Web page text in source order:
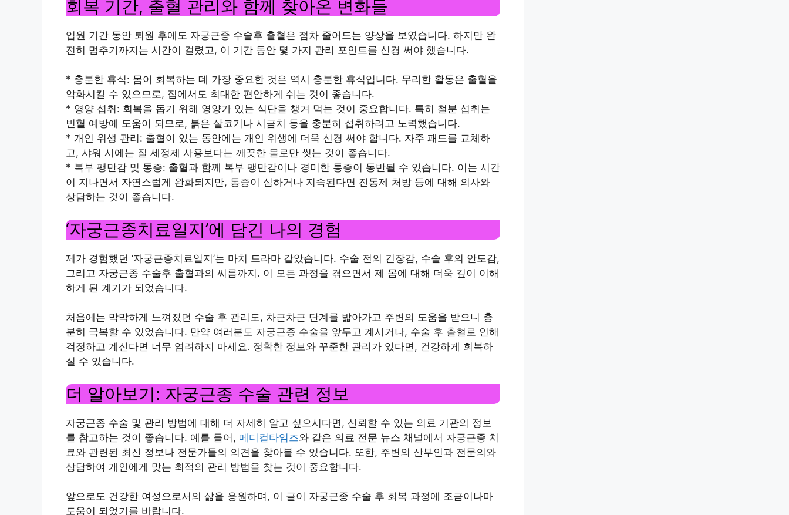
회복 기간, 출혈 관리와 함께 찾아온 변화들
입원 기간 동안 퇴원 후에도 자궁근종 수술후 출혈은 점차 줄어드는 양상을 보였습니다. 하지만 완
전히 멈추기까지는 시간이 걸렸고, 이 기간 동안 몇 가지 관리 포인트를 신경 써야 했습니다.
* 충분한 휴식: 몸이 회복하는 데 가장 중요한 것은 역시 충분한 휴식입니다. 무리한 활동은 출혈을
악화시킬 수 있으므로, 집에서도 최대한 편안하게 쉬는 것이 좋습니다.
* 영양 섭취: 회복을 돕기 위해 영양가 있는 식단을 챙겨 먹는 것이 중요합니다. 특히 철분 섭취는
빈혈 예방에 도움이 되므로, 붉은 살코기나 시금치 등을 충분히 섭취하려고 노력했습니다.
* 개인 위생 관리: 출혈이 있는 동안에는 개인 위생에 더욱 신경 써야 합니다. 자주 패드를 교체하
고, 샤워 시에는 질 세정제 사용보다는 깨끗한 물로만 씻는 것이 좋습니다.
* 복부 팽만감 및 통증: 출혈과 함께 복부 팽만감이나 경미한 통증이 동반될 수 있습니다. 이는 시간
이 지나면서 자연스럽게 완화되지만, 통증이 심하거나 지속된다면 진통제 처방 등에 대해 의사와
상담하는 것이 좋습니다.
‘자궁근종치료일지’에 담긴 나의 경험
제가 경험했던 ‘자궁근종치료일지’는 마치 드라마 같았습니다. 수술 전의 긴장감, 수술 후의 안도감,
그리고 자궁근종 수술후 출혈과의 씨름까지. 이 모든 과정을 겪으면서 제 몸에 대해 더욱 깊이 이해
하게 된 계기가 되었습니다.
처음에는 막막하게 느껴졌던 수술 후 관리도, 차근차근 단계를 밟아가고 주변의 도움을 받으니 충
분히 극복할 수 있었습니다. 만약 여러분도 자궁근종 수술을 앞두고 계시거나, 수술 후 출혈로 인해
걱정하고 계신다면 너무 염려하지 마세요. 정확한 정보와 꾸준한 관리가 있다면, 건강하게 회복하
실 수 있습니다.
더 알아보기: 자궁근종 수술 관련 정보
자궁근종 수술 및 관리 방법에 대해 더 자세히 알고 싶으시다면, 신뢰할 수 있는 의료 기관의 정보
를 참고하는 것이 좋습니다. 예를 들어, 메디컬타임즈와 같은 의료 전문 뉴스 채널에서 자궁근종 치
료와 관련된 최신 정보나 전문가들의 의견을 찾아볼 수 있습니다. 또한, 주변의 산부인과 전문의와
상담하여 개인에게 맞는 최적의 관리 방법을 찾는 것이 중요합니다.
앞으로도 건강한 여성으로서의 삶을 응원하며, 이 글이 자궁근종 수술 후 회복 과정에 조금이나마
도움이 되었기를 바랍니다.